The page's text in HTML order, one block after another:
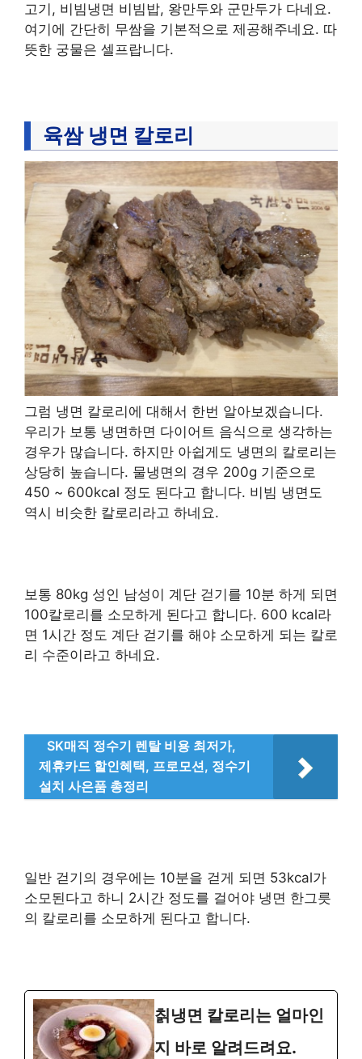
고기, 비빔냉면 비빔밥, 왕만두와 군만두가 다네요.
여기에 간단히 무쌈을 기본적으로 제공해주네요. 따
뜻한 궁물은 셀프랍니다.
육쌈 냉면 칼로리
그럼 냉면 칼로리에 대해서 한번 알아보겠습니다.
우리가 보통 냉면하면 다이어트 음식으로 생각하는
경우가 많습니다. 하지만 아쉽게도 냉면의 칼로리는
상당히 높습니다. 물냉면의 경우 200g 기준으로
450 ~ 600kcal 정도 된다고 합니다. 비빔 냉면도
역시 비슷한 칼로리라고 하네요.
보통 80kg 성인 남성이 계단 걷기를 10분 하게 되면
100칼로리를 소모하게 된다고 합니다. 600 kcal라
면 1시간 정도 계단 걷기를 해야 소모하게 되는 칼로
리 수준이라고 하네요.
SK매직 정수기 렌탈 비용 최저가,
제휴카드 할인혜택, 프로모션, 정수기
설치 사은품 총정리
일반 걷기의 경우에는 10분을 걷게 되면 53kcal가
소모된다고 하니 2시간 정도를 걸어야 냉면 한그릇
의 칼로리를 소모하게 된다고 합니다.
칡냉면 칼로리는 얼마인
지 바로 알려드려요.